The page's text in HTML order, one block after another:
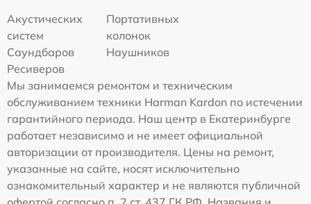
Акустических
систем
Портативных
колонок
Саундбаров
Наушников
Ресиверов
Мы занимаемся ремонтом и техническим
обслуживанием техники Harman Kardon по истечении
гарантийного периода. Наш центр в Екатеринбурге
работает независимо и не имеет официальной
авторизации от производителя. Цены на ремонт,
указанные на сайте, носят исключительно
ознакомительный характер и не являются публичной